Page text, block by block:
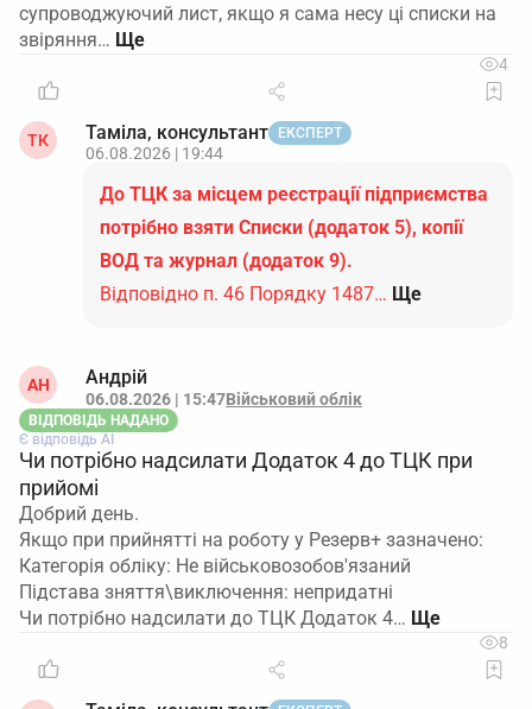
супроводжуючий лист, якщо я сама несу ці списки на
звіряння…
4
ТК Таміла, консультант ЕКСПЕРТ
06.08.2026 | 19:44
До ТЦК за місцем реєстрації підприємства
потрібно взяти Списки (додаток 5), копії
ВОД та журнал (додаток 9).
Відповідно п. 46 Порядку 1487… Ще
АН Андрій
06.08.2026 | 15:47Військовий облік
ВІДПОВІДЬ НАДАНО
Є відповідь АІ
Чи потрібно надсилати Додаток 4 до ТЦК при
прийомі
Добрий день.
Якщо при прийнятті на роботу у Резерв+ зазначено:
Категорія обліку: Не військовозобов'язаний
Підстава зняття\виключення: непридатні
Чи потрібно надсилати до ТЦК Додаток 4…
8